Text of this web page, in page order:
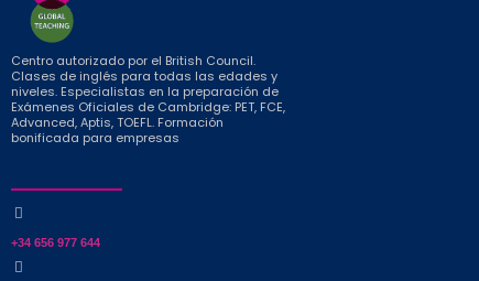
Centro autorizado por el British Council.
Clases de inglés para todas las edades y
niveles. Especialistas en la preparación de
Exámenes Oficiales de Cambridge: PET, FCE,
Advanced, Aptis, TOEFL. Formación
bonificada para empresas
+34 656 977 644